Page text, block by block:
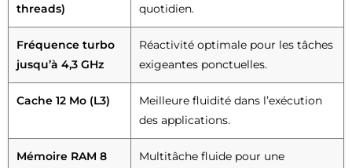
threads)
quotidien.
Fréquence turbo
jusqu’à 4,3 GHz
Réactivité optimale pour les tâches
exigeantes ponctuelles.
Cache 12 Mo (L3)
Meilleure fluidité dans l’exécution
des applications.
Mémoire RAM 8 Multitâche fluide pour une